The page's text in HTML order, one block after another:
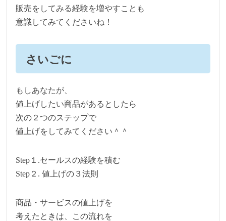
販売をしてみる経験を増やすことも
意識してみてくださいね！
さいごに
もしあなたが、
値上げしたい商品があるとしたら
次の２つのステップで
値上げをしてみてください＾＾
Step１.セールスの経験を積む
Step２. 値上げの３法則
商品・サービスの値上げを
考えたときは、この流れを